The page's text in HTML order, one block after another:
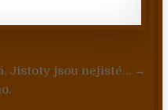
Jistoty jsou nejisté… →